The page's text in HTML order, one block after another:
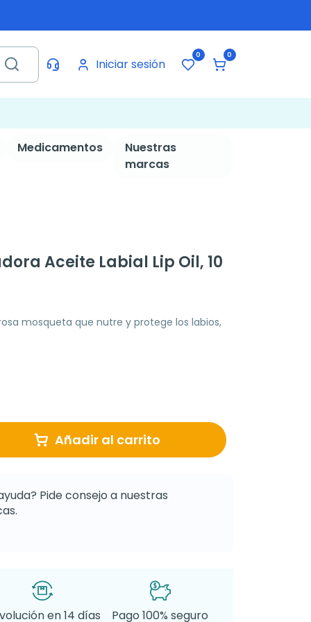
Iniciar sesión
0 0
Medicamentos
Nuestras
marcas
Aceite Labial Lip Oil, 10
mosqueta que nutre y protege los labios,
Añadir al carrito
Pide consejo a nuestras
en 14 días
Pago 100% seguro